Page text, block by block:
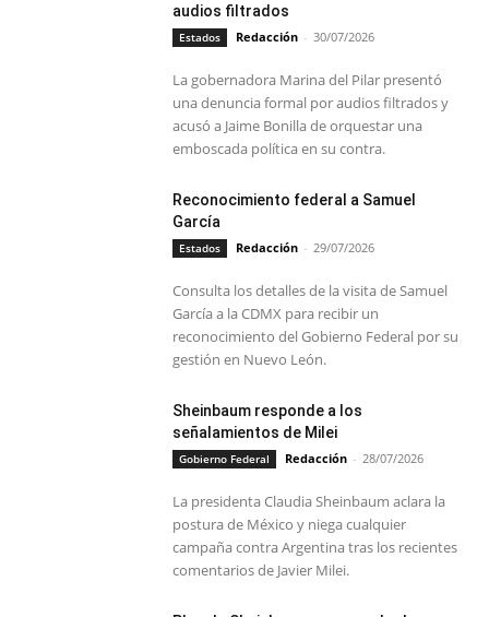
audios filtrados
Estados Redacción - 30/07/2026
La gobernadora Marina del Pilar presentó
una denuncia formal por audios filtrados y
acusó a Jaime Bonilla de orquestar una
emboscada política en su contra.
Reconocimiento federal a Samuel
García
Estados Redacción - 29/07/2026
Consulta los detalles de la visita de Samuel
García a la CDMX para recibir un
reconocimiento del Gobierno Federal por su
gestión en Nuevo León.
Sheinbaum responde a los
señalamientos de Milei
Gobierno Federal Redacción - 28/07/2026
La presidenta Claudia Sheinbaum aclara la
postura de México y niega cualquier
campaña contra Argentina tras los recientes
comentarios de Javier Milei.